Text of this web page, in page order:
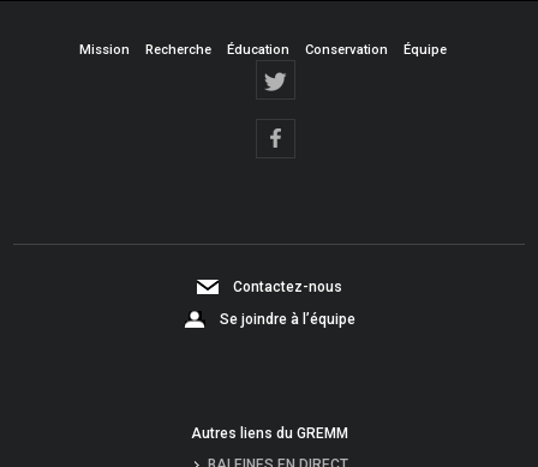
Mission Recherche Éducation Conservation Équipe
Contactez-nous
Se joindre à l’équipe
Autres liens du GREMM